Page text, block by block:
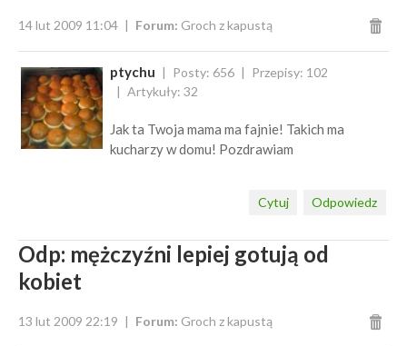
14 lut 2009 11:04 Forum: Groch z kapustą
ptychu Posty: 656
Przepisy: 102
Artykuły: 32
Jak ta Twoja mama ma fajnie! Takich ma
kucharzy w domu! Pozdrawiam
Odpowiedz
Cytuj
Odp: mężczyźni lepiej gotują od
kobiet
13 lut 2009 22:19 Forum: Groch z kapustą